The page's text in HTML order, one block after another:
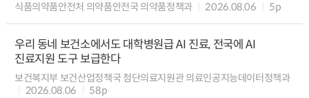
식품의약품안전처 의약품안전국 의약품정책과 2026.08.06 5p
우리 동네 보건소에서도 대학병원급 AI 진료, 전국에 AI
진료지원 도구 보급한다
보건복지부 보건산업정책국 첨단의료지원관 의료인공지능데이터정책과
2026.08.06
58p